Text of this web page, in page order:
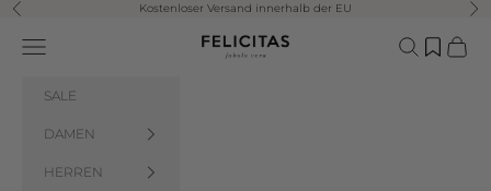
Zum Inhalt springen
Zurück Kostenloser Versand innerhalb der EU Vor
Felicitas Salzburg
Menü Suchen
SALE
DAMEN
HERREN